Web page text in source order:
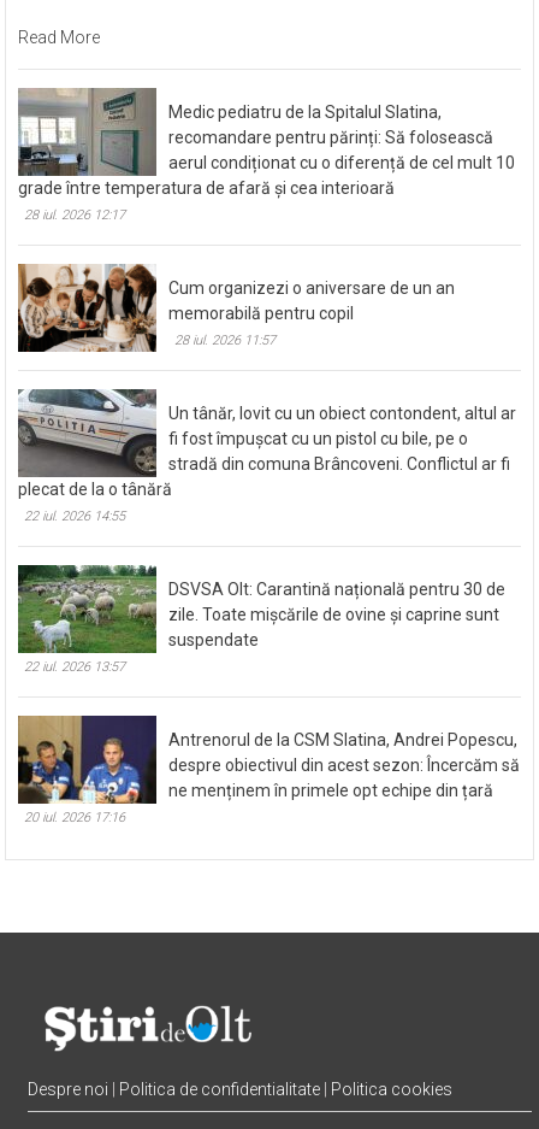
Read More
Medic pediatru de la Spitalul Slatina,
recomandare pentru părinți: Să folosească
aerul condiționat cu o diferență de cel mult 10
grade între temperatura de afară și cea interioară
28 iul. 2026 12:17
Cum organizezi o aniversare de un an
memorabilă pentru copil
28 iul. 2026 11:57
Un tânăr, lovit cu un obiect contondent, altul ar
fi fost împușcat cu un pistol cu bile, pe o
stradă din comuna Brâncoveni. Conflictul ar fi
plecat de la o tânără
22 iul. 2026 14:55
DSVSA Olt: Carantină națională pentru 30 de
zile. Toate mișcările de ovine și caprine sunt
suspendate
22 iul. 2026 13:57
Antrenorul de la CSM Slatina, Andrei Popescu,
despre obiectivul din acest sezon: Încercăm să
ne menținem în primele opt echipe din țară
20 iul. 2026 17:16
Despre noi Politica de confidentialitate Politica cookies